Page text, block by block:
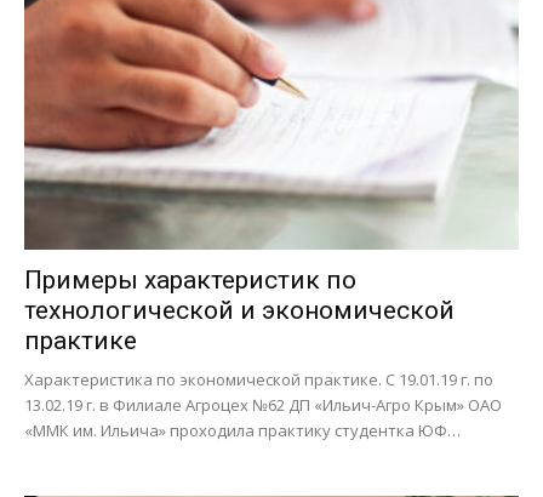
Примеры характеристик по
технологической и экономической
практике
Характеристика по экономической практике. С 19.01.19 г. по
13.02.19 г. в Филиале Агроцех №62 ДП «Ильич-Агро Крым» ОАО
«ММК им. Ильича» проходила практику студентка ЮФ…